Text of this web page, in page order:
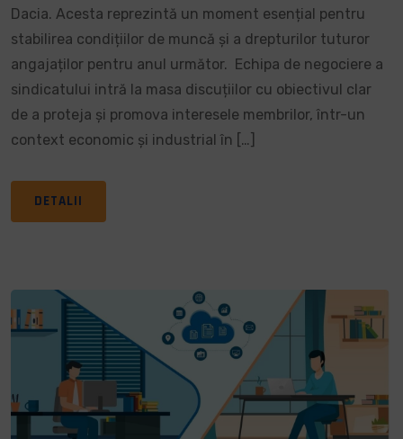
Dacia. Acesta reprezintă un moment esențial pentru
stabilirea condițiilor de muncă și a drepturilor tuturor
angajaților pentru anul următor. Echipa de negociere a
sindicatului intră la masa discuțiilor cu obiectivul clar
de a proteja și promova interesele membrilor, într-un
context economic și industrial în […]
DETALII